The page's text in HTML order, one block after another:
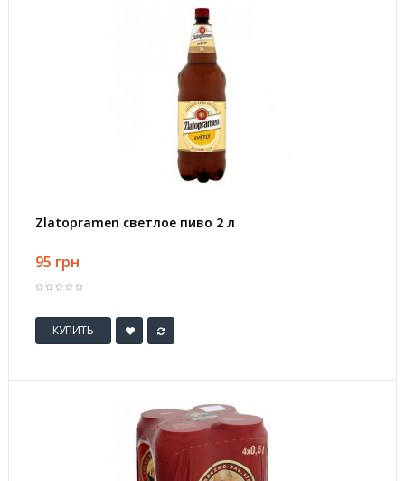
Zlatopramen светлое пиво 2 л
95 грн
КУПИТЬ